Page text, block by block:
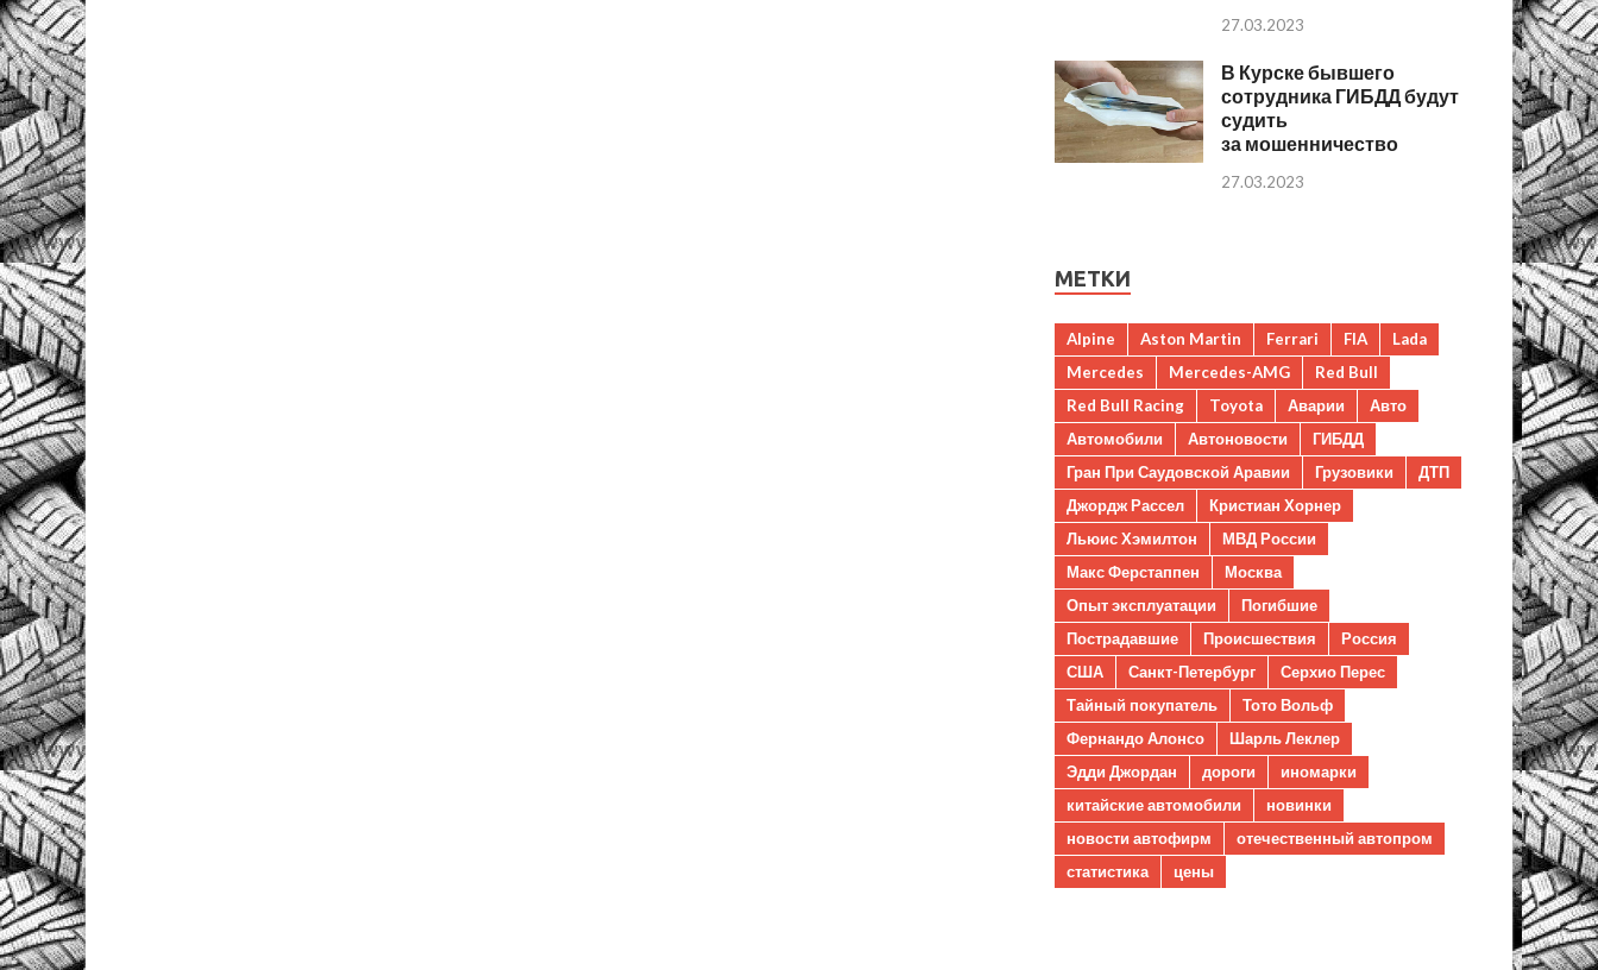
27.03.2023
В Курске бывшего
сотрудника ГИБДД будут
судить
за мошенничество
27.03.2023
МЕТКИ
Alpine Aston Martin Ferrari FIA
Lada
Mercedes
Mercedes-AMG
Red Bull
Red Bull Racing
Toyota Аварии
Авто
Автомобили
Автоновости
ГИБДД
Гран При Саудовской Аравии
Грузовики
ДТП
Джордж Рассел
Кристиан Хорнер
Льюис Хэмилтон
МВД России
Макс Ферстаппен
Москва
Опыт эксплуатации
Погибшие
Пострадавшие
Происшествия
Россия
США
Санкт-Петербург
Серхио Перес
Тайный покупатель
Тото Вольф
Фернандо Алонсо
Шарль Леклер
Эдди Джордан
дороги
иномарки
китайские автомобили
новинки
новости автофирм
отечественный автопром
статистика
цены